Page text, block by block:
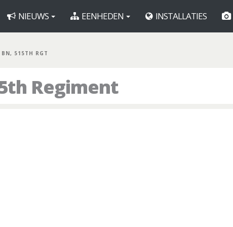
NIEUWS EENHEDEN INSTALLATIES
BN, 515TH RGT
Regiment